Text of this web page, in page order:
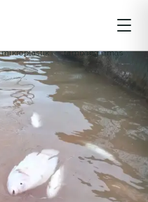
mikroplastik tambang emas